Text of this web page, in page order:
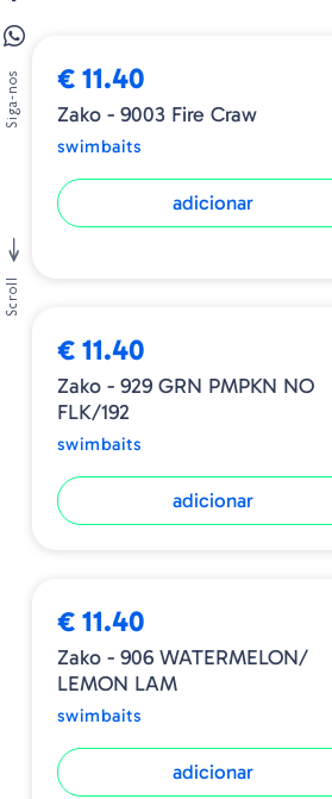
€ 11.40
Zako - 9003 Fire Craw
swimbaits
adicionar
€ 11.40
Zako - 929 GRN PMPKN NO
FLK/192
swimbaits
adicionar
€ 11.40
Zako - 906 WATERMELON/
LEMON LAM
swimbaits
adicionar
Siga-nos
Scroll